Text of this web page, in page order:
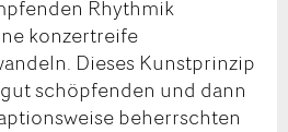
Rhythmik
konzertreife
Dieses Kunstprinzip
schöpfenden und dann
beherrschten